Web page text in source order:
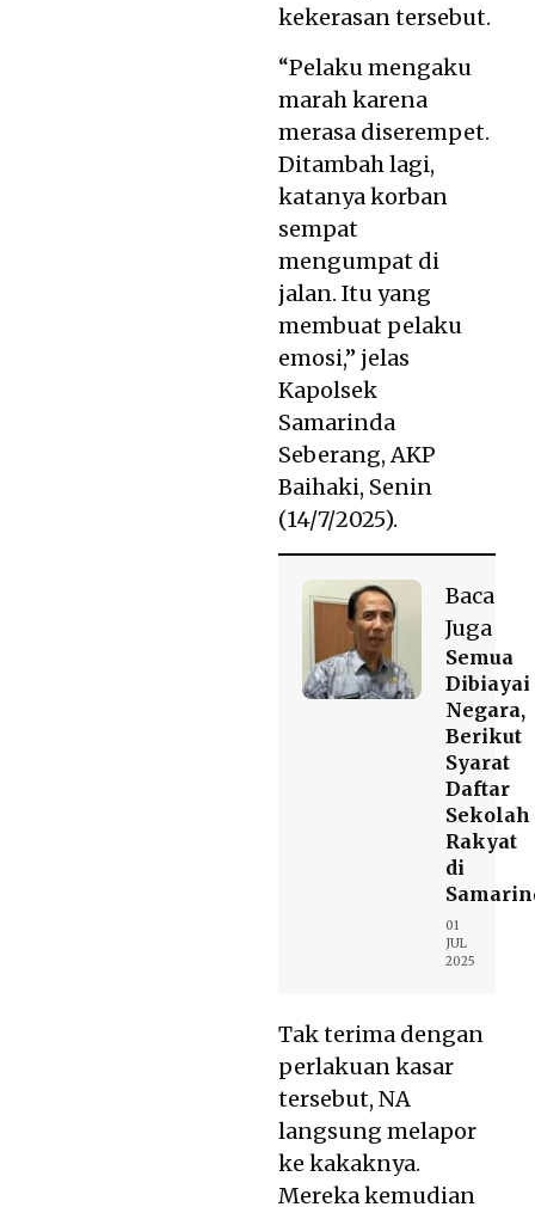
kekerasan tersebut.
“Pelaku mengaku
marah karena
merasa diserempet.
Ditambah lagi,
katanya korban
sempat
mengumpat di
jalan. Itu yang
membuat pelaku
emosi,” jelas
Kapolsek
Samarinda
Seberang, AKP
Baihaki, Senin
(14/7/2025).
Baca
Juga
Semua
Dibiayai
Negara,
Berikut
Syarat
Daftar
Sekolah
Rakyat
di
01
JUL
2025
Tak terima dengan
perlakuan kasar
tersebut, NA
langsung melapor
ke kakaknya.
Mereka kemudian